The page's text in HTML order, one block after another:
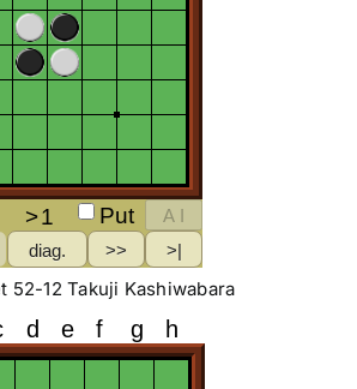
52-12 Takuji Kashiwabara